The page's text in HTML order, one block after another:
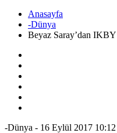
Anasayfa
-Dünya
Beyaz Saray’dan
-Dünya - 16 Eylül 2017 10:12